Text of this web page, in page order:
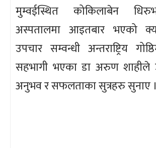
मुम्वईस्थित कोकिलाबेन
अस्पतालमा आइतबार भएको
उपचार सम्वन्धी अन्तराष्ट्रिय
सहभागी भएका डा अरुण शाहीले
अनुभव र सफलताका सुत्रहरु सुनाए ।